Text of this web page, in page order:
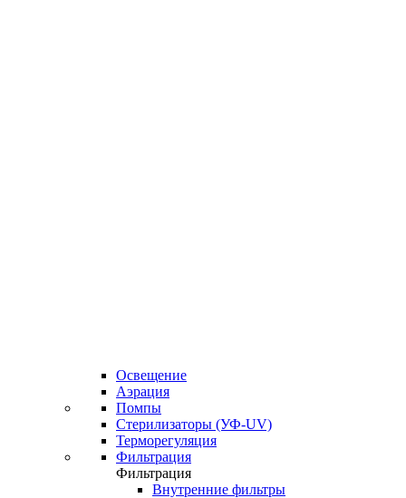
Освещение
Аэрация
Помпы
Стерилизаторы (УФ-UV)
Терморегуляция
Фильтрация
Фильтрация
Внутренние фильтры